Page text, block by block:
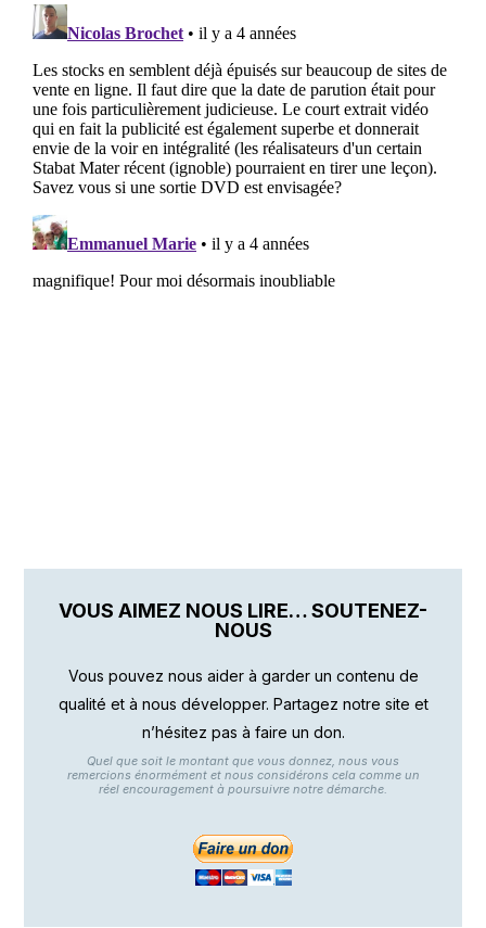
VOUS AIMEZ NOUS LIRE… SOUTENEZ-
NOUS
Vous pouvez nous aider à garder un contenu de
qualité et à nous développer. Partagez notre site et
n’hésitez pas à faire un don.
Quel que soit le montant que vous donnez, nous vous
remercions énormément et nous considérons cela comme un
réel encouragement à poursuivre notre démarche.